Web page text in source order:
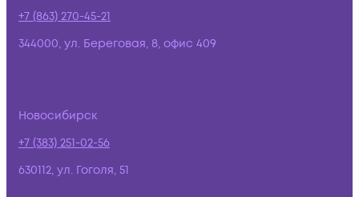
+7 (863) 270-45-21
344000, ул. Береговая, 8, офис 409
Новосибирск
+7 (383) 251-02-56
630112, ул. Гоголя, 51